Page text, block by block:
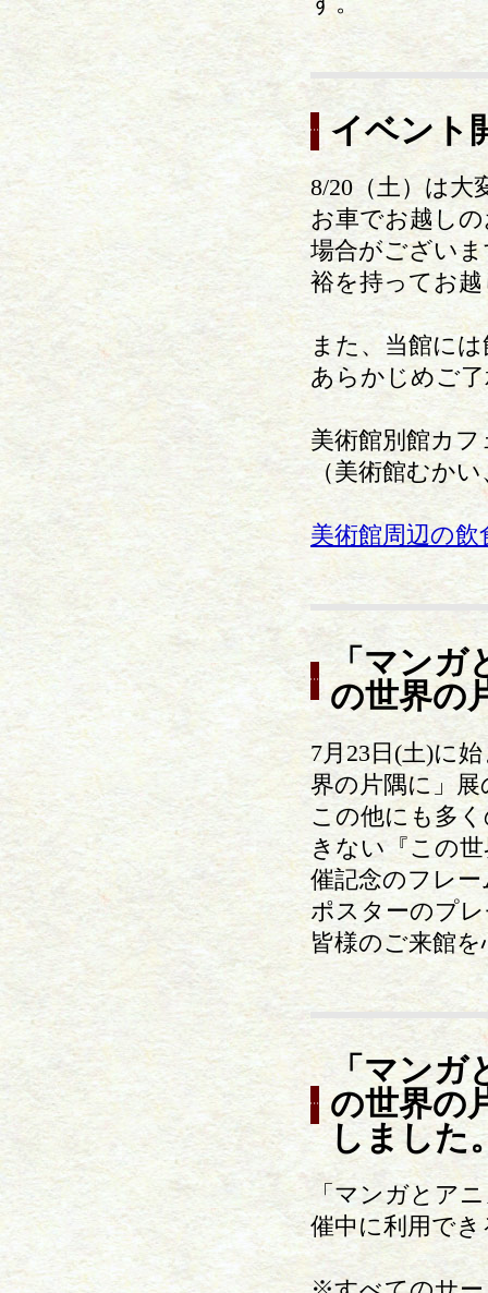
イベント
8/20（土）は大
お車でお越し
場合がござい
裕を持ってお
また、当館に
あらかじめご
美術館別館カ
（美術館むか
美術館周辺の
「マンガ
の世界の
7月23日(土)に
界の片隅に」
この他にも多
きない『この
催記念のフレ
ポスターのプ
皆様のご来館
「マンガ
の世界の
しました
「マンガとア
催中に利用で